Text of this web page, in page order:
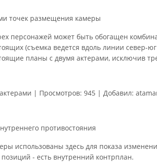
точек размещения камеры
персонажей может быть обогащен
(съемка ведется вдоль линии север-
планы с двумя актерами, исключив
| Просмотров: 945 | Добавил:
противостояния
использованы здесь для показа
- есть внутренний контрплан.